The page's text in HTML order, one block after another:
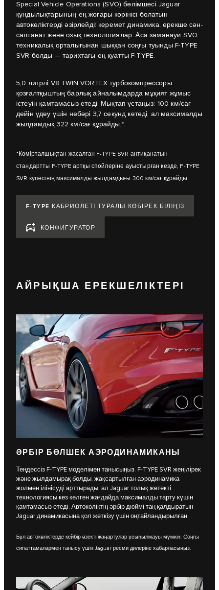
Special Vehicle Operations (SVO) бөлімшесі Jaguar
құндылықтарының ең жоғары көрінісі болатын
автокөліктерді әзірлейді: керемет динамика, ерекше сән-
салтанат және озық технологиялар. Аса заманауи SVO
техникалық орталығынан шыққан соңғы туынды F-TYPE
SVR болды — тарихтағы ең қуатты F-TYPE.
5,0 литрлі V8 TWIN VORTEX турбокомпрессоры
қозғалтқыштың барлық айналымдарда мұқият жұмыс
істеуін қамтамасыз етеді. Мықтап ұстаңыз: 100 км/сағ
дейін үдеу үшін небәрі 3,7 секунд кетеді, ал максималды
жылдамдық 322 км/сағ құрайды.*.
*Көмірталшықтан жасалған F-TYPE SVR антиқанатын
стандартты F-TYPE артқы спойлеріне ауыстырған кезде, F-TYPE
SVR купесінің максималды жылдамдығы 300 км/сағ құрайды.
F-TYPE КАБРИОЛЕТІ ТУРАЛЫ КӨБІРЕК БІЛІҢІЗ
КОНФИГУРАТОР
АЙРЫҚША ЕРЕКШЕЛІКТЕРІ
ӘРБІР БӨЛШЕК АЭРОДИНАМИКАНЫ
Теңдессіз F-TYPE моделімен танысыңыз. F-TYPE SVR жеңілірек
және жылдамырақ болды, жақсартылған аэродинамика
жолмен ілінісуді арттырады, ал Jaguar толық жетекті
технологиясы кез келген жағдайда максималды тарту күшін
қамтамасыз етеді. Автокөліктің әрбір дюймі таң қалдыратын
Jaguar динамикасына қол жеткізу үшін оңтайландырылған.
Бұл автокөліктерде кейбір өзекті жаңартулар ұсынылмауы мүмкін. Соңғы
сипаттамалармен танысу үшін Jaguar ресми дилеріне хабарласыңыз.